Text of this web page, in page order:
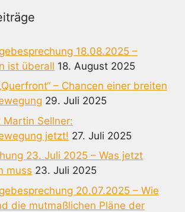
18.08.2025 –
ist überall 18. August 2025
– Chancen einer breiten
29. Juli 2025
Martin Sellner:
jetzt! 27. Juli 2025
23. Juli 2025 – Was jetzt
muss 23. Juli 2025
20.07.2025 – Wie
die mutmaßlichen Pläne der